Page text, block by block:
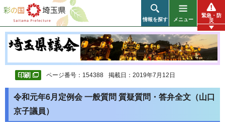
彩の国 埼玉県
情報を探す メニュー
緊急・防
災
ページ番号：154388 掲載日：2019年7月12日
令和元年6月定例会 一般質問 質疑質問・答弁全文（山口
京子議員）